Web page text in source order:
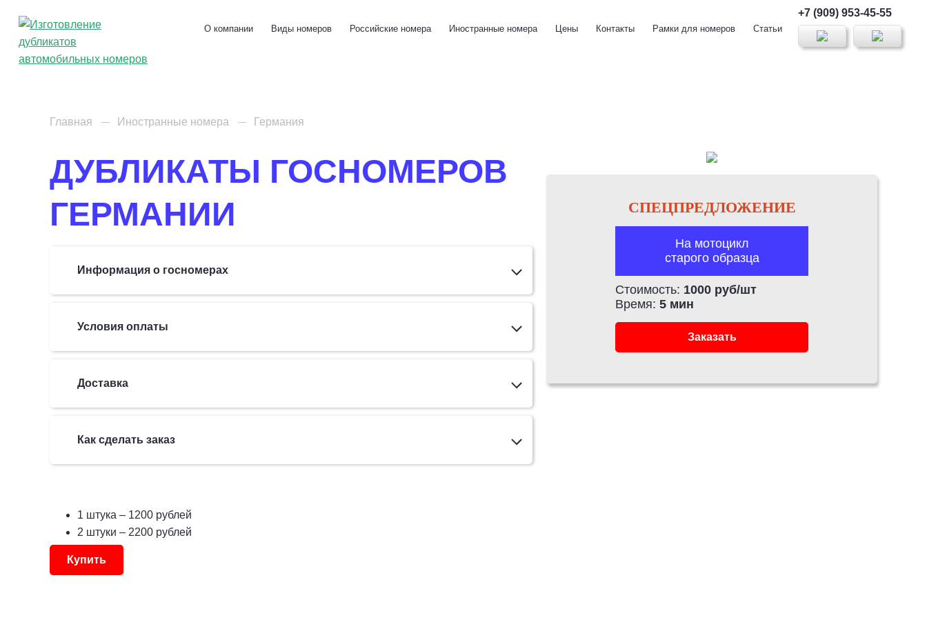
О компании Виды номеров Российские номера Иностранные номера Цены Контакты Рамки для номеров Статьи
+7 (909) 953-45-55
Главная Иностранные номера Германия
ДУБЛИКАТЫ ГОСНОМЕРОВ
ГЕРМАНИИ
Информация о госномерах
Условия оплаты
Доставка
Как сделать заказ
СПЕЦПРЕДЛОЖЕНИЕ
На мотоцикл
старого образца
Стоимость: 1000 руб/шт
Время: 5 мин
Заказать
1 штука – 1200 рублей
2 штуки – 2200 рублей
Купить